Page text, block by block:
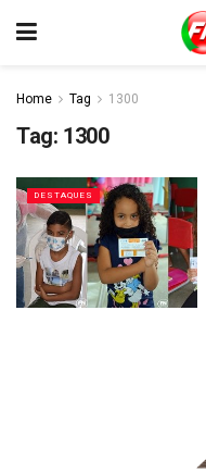
Home Tag 1300
Tag: 1300
DESTAQUES